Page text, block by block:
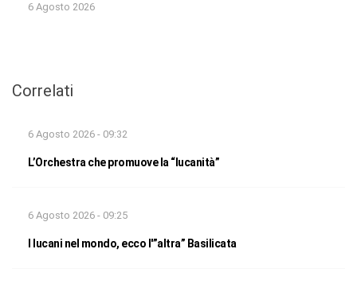
6 Agosto 2026
Correlati
6 Agosto 2026 - 09:32
L’Orchestra che promuove la “lucanità”
6 Agosto 2026 - 09:25
I lucani nel mondo, ecco l'”altra” Basilicata